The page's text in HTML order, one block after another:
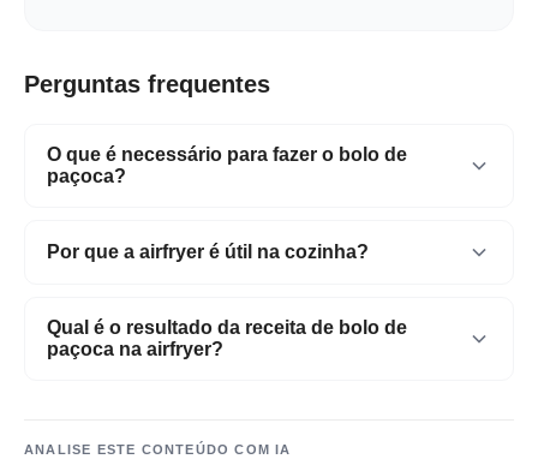
Perguntas frequentes
O que é necessário para fazer o bolo de
paçoca?
Por que a airfryer é útil na cozinha?
diversos pratos
Qual é o resultado da receita de bolo de
paçoca na airfryer?
ANALISE ESTE CONTEÚDO COM IA